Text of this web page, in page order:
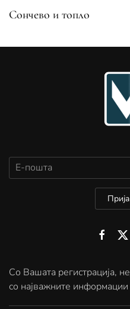
Сончево и топло
Со Вашата регистрација,
со најважните